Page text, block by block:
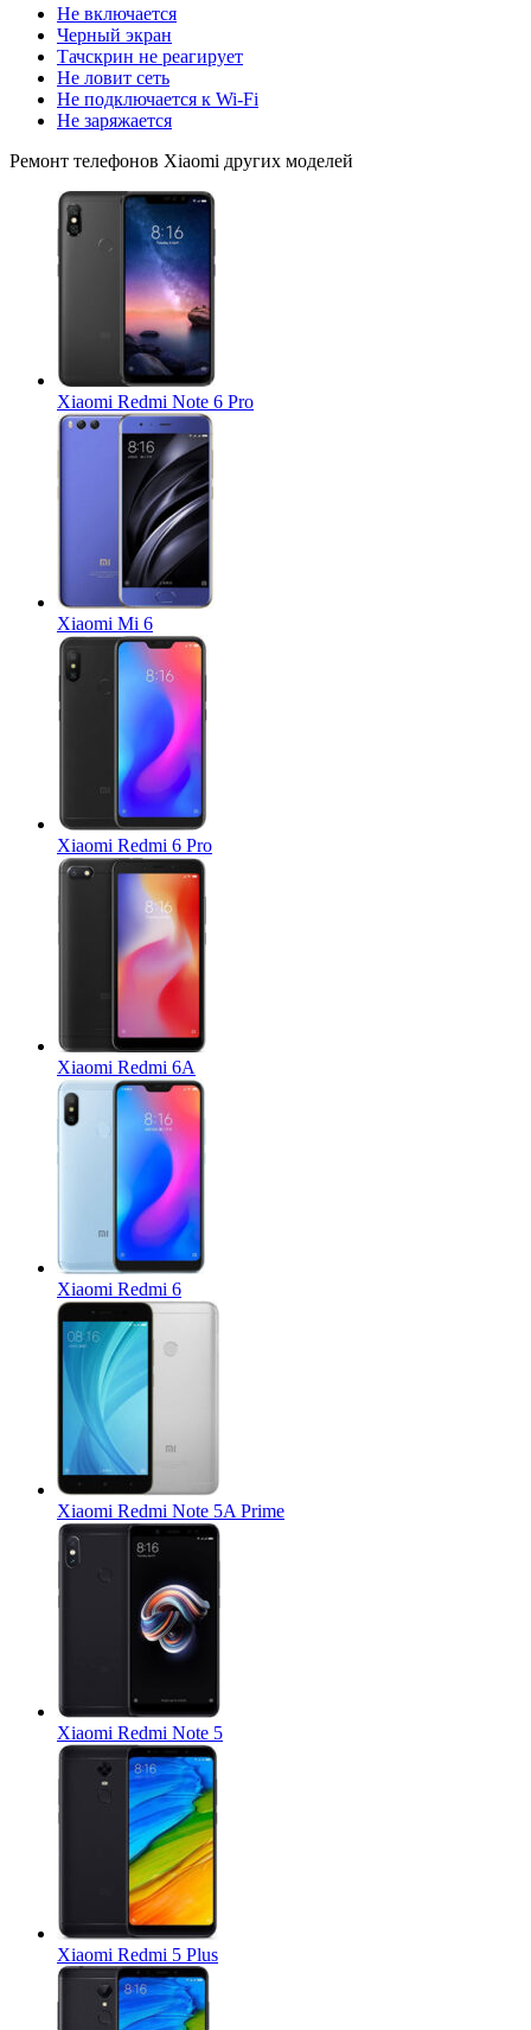
Не включается
Черный экран
Тачскрин не реагирует
Не ловит сеть
Не подключается к Wi-Fi
Не заряжается
Ремонт телефонов Xiaomi других моделей
Xiaomi Redmi Note 6 Pro
Xiaomi Mi 6
Xiaomi Redmi 6 Pro
Xiaomi Redmi 6A
Xiaomi Redmi 6
Xiaomi Redmi Note 5A Prime
Xiaomi Redmi Note 5
Xiaomi Redmi 5 Plus